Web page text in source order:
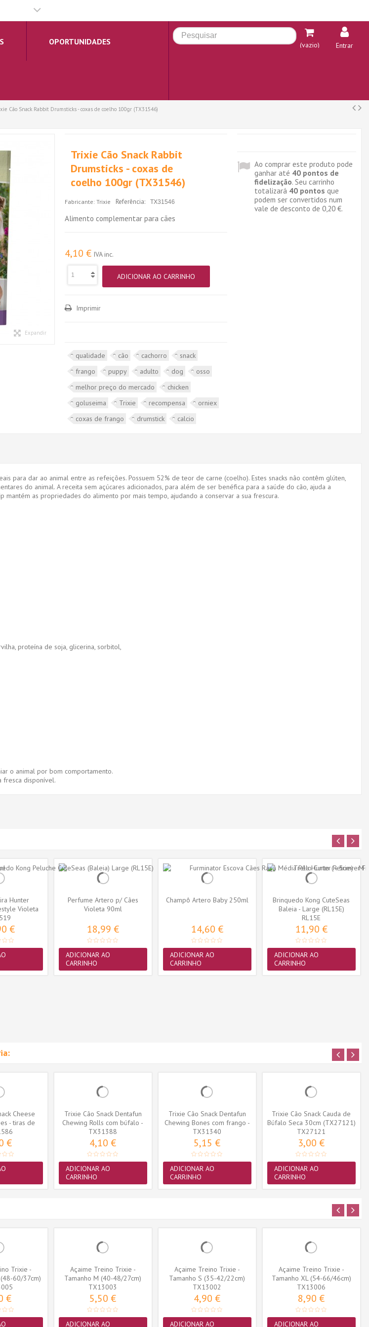
OPORTUNIDADES (vazio) Entrar
Cão Snack Rabbit Drumsticks - coxas de coelho 100gr (TX31546)
Expandir
Trixie Cão Snack Rabbit
Drumsticks - coxas de
coelho 100gr (TX31546)
Fabricante: Trixie Referência: TX31546
Alimento complementar para cães
4,10 € IVA inc.
ADICIONAR AO CARRINHO
Imprimir
qualidade cão cachorro
snack
frango
puppy adulto dog
osso
melhor preço do mercado
chicken
goluseima
Trixie recompensa
orniex
coxas de frango
drumstick calcio
Ao comprar este produto pode
ganhar até 40pontos de
fidelização. Seu carrinho
totalizará 40pontos que
podem ser convertidos num
vale de desconto de 0,20 €.
para dar ao animal entre as refeições. Possuem 52% de teor de carne (coelho). Estes snacks não contêm glúten,
do animal. A receita sem açúcares adicionados, para além de ser benéfica para a saúde do cão, ajuda a
mantém as propriedades do alimento por mais tempo, ajudando a conservar a sua frescura.
proteína de soja, glicerina, sorbitol,
o animal por bom comportamento.
fresca disponível.
Hunter
Violeta
x...
€
Perfume Artero p/ Cães
Violeta 90ml
18,99 €
ADICIONAR AO
CARRINHO
Champô Artero Baby 250ml
14,60 €
ADICIONAR AO
CARRINHO
Brinquedo Kong CuteSeas
Baleia - Large (RL15E)
RL15E
11,90 €
ADICIONAR AO
CARRINHO
Cheese
- tiras de
€
Trixie Cão Snack Dentafun
Chewing Rolls com búfalo -
5...
TX31388
4,10 €
ADICIONAR AO
CARRINHO
Trixie Cão Snack Dentafun
Chewing Bones com frango -
8...
TX31340
5,15 €
ADICIONAR AO
CARRINHO
Trixie Cão Snack Cauda de
Búfalo Seca 30cm (TX27121)
TX27121
3,00 €
ADICIONAR AO
CARRINHO
Trixie -
60/37cm)
€
Açaime Treino Trixie -
Tamanho M (40-48/27cm)
(TX13003)
TX13003
5,50 €
ADICIONAR AO
Açaime Treino Trixie -
Tamanho S (35-42/22cm)
(TX13002)
TX13002
4,90 €
ADICIONAR AO
Açaime Treino Trixie -
Tamanho XL (54-66/46cm)
(TX13006)
TX13006
8,90 €
ADICIONAR AO